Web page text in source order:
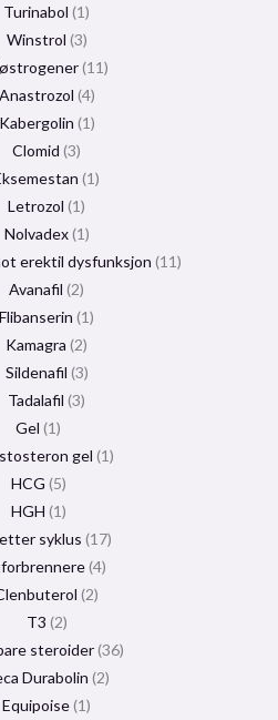
Turinabol 1
Winstrol 3
11
Anastrozol 4
Kabergolin 1
Clomid 3
1
Letrozol 1
Nolvadex 1
erektil dysfunksjon 11
Avanafil 2
Flibanserin 1
Kamagra 2
Sildenafil 3
Tadalafil 3
Gel 1
gel 1
HCG 5
HGH 1
syklus 17
4
2
T3 2
steroider 36
Durabolin 2
Equipoise 1